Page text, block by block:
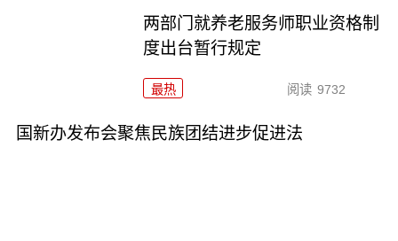
两部门就养老服务师职业资格制
度出台暂行规定
最热 阅读 9732
国新办发布会聚焦民族团结进步促进法